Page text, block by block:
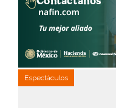
Espectáculos